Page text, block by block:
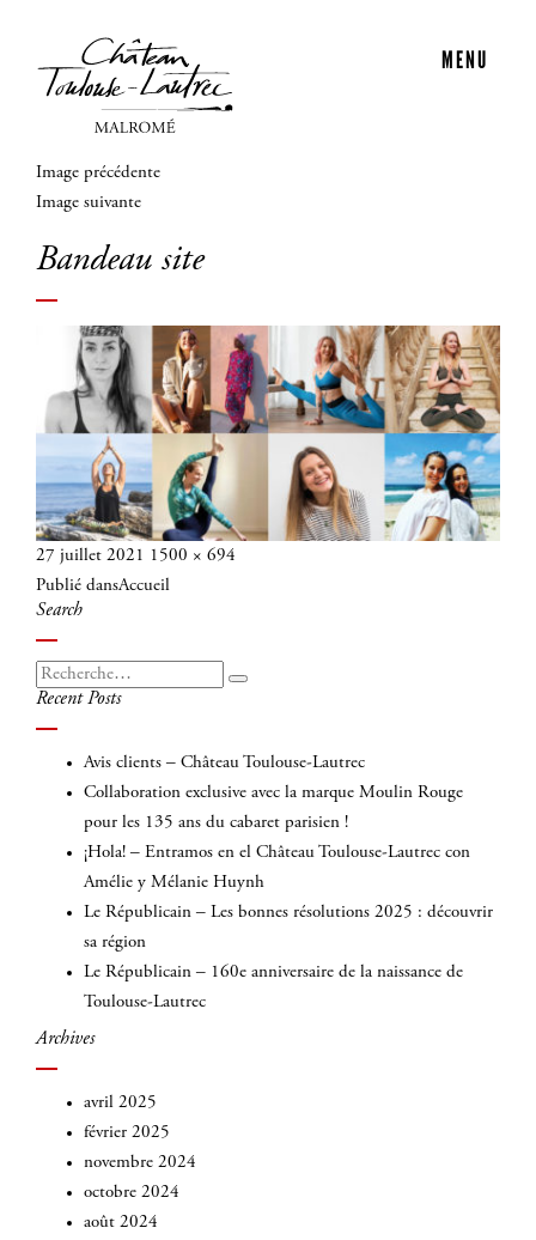
MENU
Image précédente
Image suivante
Bandeau site
Publié
le
27 juillet 2021 Taille
réelle
1500 × 694
Navigation
de
l’article
Publié dansAccueil
Search
Recherche
pour
:
Recherche
Recent Posts
Avis clients – Château Toulouse-Lautrec
Collaboration exclusive avec la marque Moulin Rouge
pour les 135 ans du cabaret parisien !
¡Hola! – Entramos en el Château Toulouse-Lautrec con
Amélie y Mélanie Huynh
Le Républicain – Les bonnes résolutions 2025 : découvrir
sa région
Le Républicain – 160e anniversaire de la naissance de
Toulouse-Lautrec
Archives
avril 2025
février 2025
novembre 2024
octobre 2024
août 2024